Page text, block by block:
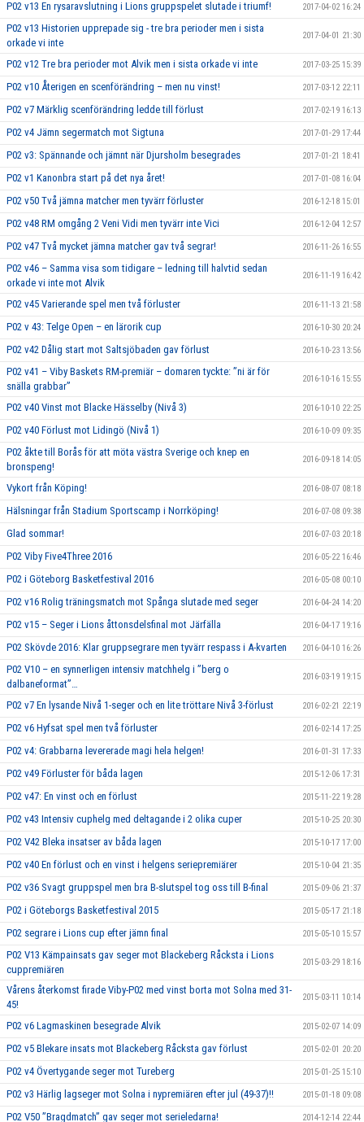
P02 v13 En rysaravslutning i Lions gruppspelet slutade i triumf! 2017-04-02 16:24
P02 v13 Historien upprepade sig - tre bra perioder men i sista
orkade vi inte
2017-04-01 21:30
P02 v12 Tre bra perioder mot Alvik men i sista orkade vi inte 2017-03-25 15:39
P02 v10 Återigen en scenförändring – men nu vinst! 2017-03-12 22:11
P02 v7 Märklig scenförändring ledde till förlust 2017-02-19 16:13
P02 v4 Jämn segermatch mot Sigtuna 2017-01-29 17:44
P02 v3: Spännande och jämnt när Djursholm besegrades 2017-01-21 18:41
P02 v1 Kanonbra start på det nya året! 2017-01-08 16:04
P02 v50 Två jämna matcher men tyvärr förluster 2016-12-18 15:01
P02 v48 RM omgång 2 Veni Vidi men tyvärr inte Vici 2016-12-04 12:57
P02 v47 Två mycket jämna matcher gav två segrar! 2016-11-26 16:55
P02 v46 – Samma visa som tidigare – ledning till halvtid sedan
orkade vi inte mot Alvik
2016-11-19 16:42
P02 v45 Varierande spel men två förluster 2016-11-13 21:58
P02 v 43: Telge Open – en lärorik cup 2016-10-30 20:24
P02 v42 Dålig start mot Saltsjöbaden gav förlust 2016-10-23 13:56
P02 v41 – Viby Baskets RM-premiär – domaren tyckte: ”ni är för
snälla grabbar”
2016-10-16 15:55
P02 v40 Vinst mot Blacke Hässelby (Nivå 3) 2016-10-10 22:25
P02 v40 Förlust mot Lidingö (Nivå 1) 2016-10-09 09:35
P02 åkte till Borås för att möta västra Sverige och knep en
bronspeng!
2016-09-18 14:05
Vykort från Köping! 2016-08-07 08:18
Hälsningar från Stadium Sportscamp i Norrköping! 2016-07-08 09:38
Glad sommar! 2016-07-03 20:18
P02 Viby Five4Three 2016 2016-05-22 16:46
P02 i Göteborg Basketfestival 2016 2016-05-08 00:10
P02 v16 Rolig träningsmatch mot Spånga slutade med seger 2016-04-24 14:20
P02 v15 – Seger i Lions åttonsdelsfinal mot Järfälla 2016-04-17 19:16
P02 Skövde 2016: Klar gruppsegrare men tyvärr respass i A-kvarten 2016-04-10 16:26
P02 V10 – en synnerligen intensiv matchhelg i ”berg o
dalbaneformat”…
2016-03-19 19:15
P02 v7 En lysande Nivå 1-seger och en lite tröttare Nivå 3-förlust 2016-02-21 22:19
P02 v6 Hyfsat spel men två förluster 2016-02-14 17:25
P02 v4: Grabbarna levererade magi hela helgen! 2016-01-31 17:33
P02 v49 Förluster för båda lagen 2015-12-06 17:31
P02 v47: En vinst och en förlust 2015-11-22 19:28
P02 v43 Intensiv cuphelg med deltagande i 2 olika cuper 2015-10-25 20:30
P02 V42 Bleka insatser av båda lagen 2015-10-17 17:00
P02 v40 En förlust och en vinst i helgens seriepremiärer 2015-10-04 21:35
P02 v36 Svagt gruppspel men bra B-slutspel tog oss till B-final 2015-09-06 21:37
P02 i Göteborgs Basketfestival 2015 2015-05-17 21:18
P02 segrare i Lions cup efter jämn final 2015-05-10 15:57
P02 V13 Kämpainsats gav seger mot Blackeberg Råcksta i Lions
cuppremiären
2015-03-29 18:16
Vårens återkomst firade Viby-P02 med vinst borta mot Solna med 31-
45!
2015-03-11 10:14
P02 v6 Lagmaskinen besegrade Alvik 2015-02-07 14:09
P02 v5 Blekare insats mot Blackeberg Råcksta gav förlust 2015-02-01 20:20
P02 v4 Övertygande seger mot Tureberg 2015-01-25 15:10
P02 v3 Härlig lagseger mot Solna i nypremiären efter jul (49-37)!! 2015-01-18 09:08
P02 V50 ”Bragdmatch” gav seger mot serieledarna! 2014-12-14 22:44